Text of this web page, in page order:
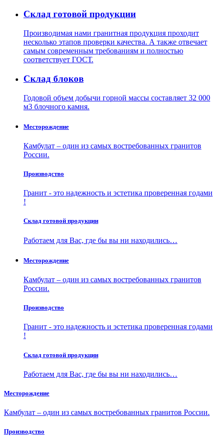
Склад готовой продукции
Производимая нами гранитная продукция проходит
несколько этапов проверки качества. А также отвечает
самым современным требованиям и полностью
соответствует ГОСТ.
Склад блоков
Годовой объем добычи горной массы составляет 32 000
м3 блочного камня.
Месторождение
Камбулат – один из самых востребованных гранитов
России.
Производство
Гранит - это надежность и эстетика проверенная годами
!
Склад готовой продукции
Работаем для Вас, где бы вы ни находились…
Месторождение
Камбулат – один из самых востребованных гранитов
России.
Производство
Гранит - это надежность и эстетика проверенная годами
!
Склад готовой продукции
Работаем для Вас, где бы вы ни находились…
Месторождение
Камбулат – один из самых востребованных гранитов России.
Производство